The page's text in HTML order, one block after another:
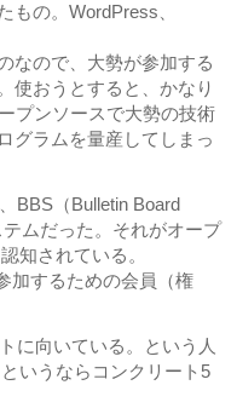
もの。WordPress、
なので、大勢が参加する
使おうとすると、かなり
プンソースで大勢の技術
グラムを量産してしまっ
BBS（Bulletin Board
ムだった。それがオープ
知されている。
加するための会員（権
に向いている。という人
いうならコンクリート5